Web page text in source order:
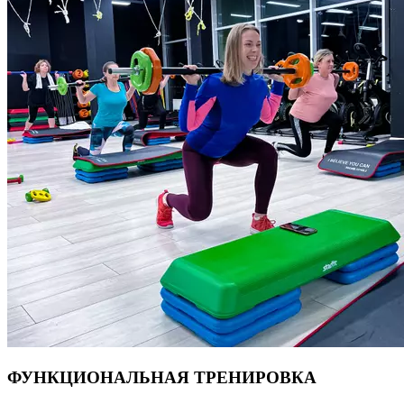
Продолжительность 55 мин.
ФУНКЦИОНАЛЬНАЯ ТРЕНИРОВКА